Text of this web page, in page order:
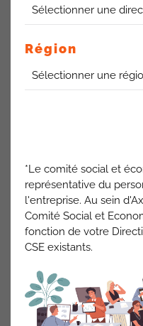
Les difficultés liées à
relation client d’où les
Les conditions
véritable irritant.
A la suite du Comité de
été décidé de ne pas
d’attendre que les
fonctionnement de l’outil
sur les fonctionnalités du
Les branches non
réflexion pour 2024.
Région
*Le comité social et
représentative du
l'entreprise. Au sein
Comité Social et
fonction de votre
CSE existants.